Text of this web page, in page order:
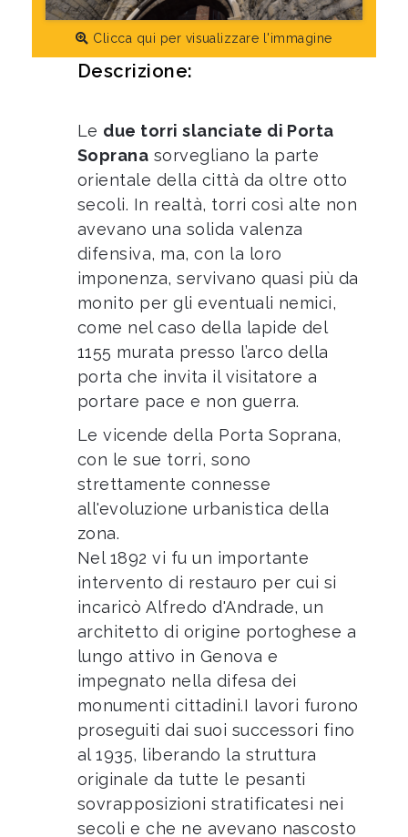
Clicca qui per visualizzare l'immagine
Descrizione:
Le due torri slanciate di Porta
Soprana sorvegliano la parte
orientale della città da oltre otto
secoli. In realtà, torri così alte non
avevano una solida valenza
difensiva, ma, con la loro
imponenza, servivano quasi più da
monito per gli eventuali nemici,
come nel caso della lapide del
1155 murata presso l’arco della
porta che invita il visitatore a
portare pace e non guerra.
Le vicende della Porta Soprana,
con le sue torri, sono
strettamente connesse
all'evoluzione urbanistica della
zona.
Nel 1892 vi fu un importante
intervento di restauro per cui si
incaricò Alfredo d'Andrade, un
architetto di origine portoghese a
lungo attivo in Genova e
impegnato nella difesa dei
monumenti cittadini.I lavori furono
proseguiti dai suoi successori fino
al 1935, liberando la struttura
originale da tutte le pesanti
sovrapposizioni stratificatesi nei
secoli e che ne avevano nascosto